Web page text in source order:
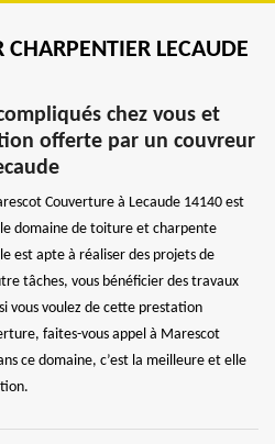
LECAUDE
chez vous et
offerte par un couvreur
Couverture à Lecaude 14140 est
domaine de toiture et charpente
est apte à réaliser des projets de
tâches, vous bénéficier des travaux
vous voulez de cette prestation
faites-vous appel à Marescot
ce domaine, c’est la meilleure et elle